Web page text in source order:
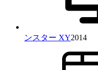
ンスター XY2014